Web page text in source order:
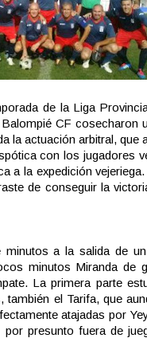
de la Liga
CF cosecharon
la actuación arbitral, que
con los jugadores
a la expedición
de conseguir la
a la salida de
minutos Miranda de
La primera parte
el Tarifa, que
atajadas por
presunto fuera de